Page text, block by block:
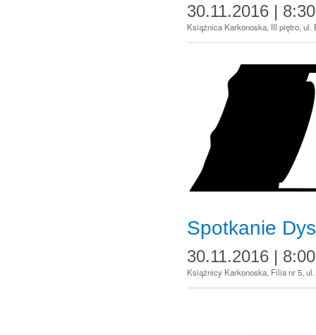
30.11.2016 | 8:30
Książnica Karkonoska, III piętro, ul.
Spotkanie
30.11.2016 | 8:00
Książnicy Karkonoska, Filia nr 5,